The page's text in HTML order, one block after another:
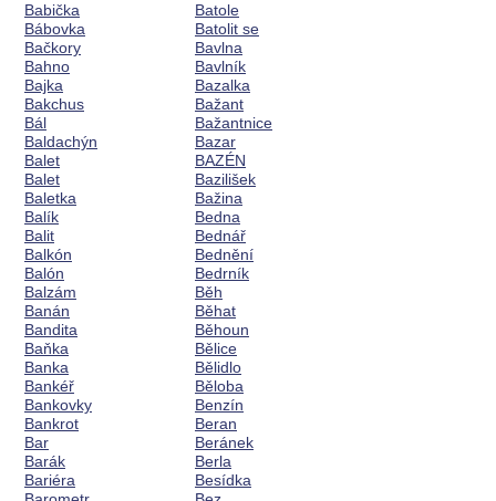
Babička
Bábovka
Bačkory
Bahno
Bajka
Bakchus
Bál
Baldachýn
Balet
Balet
Baletka
Balík
Balit
Balkón
Balón
Balzám
Banán
Bandita
Baňka
Banka
Bankéř
Bankovky
Bankrot
Bar
Barák
Bariéra
Batole
Batolit se
Bavlna
Bavlník
Bazalka
Bažant
Bažantnice
Bazar
BAZÉN
Bazilišek
Bažina
Bedna
Bednář
Bednění
Bedrník
Běh
Běhat
Běhoun
Bělice
Bělidlo
Běloba
Benzín
Beran
Beránek
Berla
Besídka